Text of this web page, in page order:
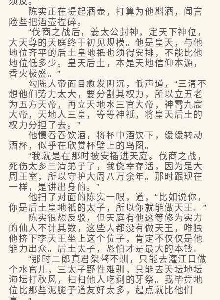
陈实正在提起酒壶，打算为他斟酒，闻言
险些把酒壶捏碎。
“伐商之战后，姜太公封神，定天下神位，
大天尊的天庭终于初见规模。他是皇天，与他
地位齐平的后土皇地祇也须得安排，不能比他
地位低多少。皇天后土，本是天地信仰本源，
香火极盛。”
勾陈大帝面目愈发阴沉，低声道，“三清不
想他们势力太大，要分割其权力，所以立五老
为五方天帝，再立天地水三官大帝，神霄九宸
大帝，天地人三皇，等等神祇，将皇天后土的
权力分担了去。”
他慢吞吞饮酒，将杯中酒饮下，缓缓转动
酒杯，似乎在欣赏杯壁上的鸟图。
“我就是在那时被安插进天庭。伐商之战，
死伤太多三清弟子了，我侥幸存活，因为是大
周王室，所以守护大周八万余年。那时跟现在
一样，是讲出身的。”
他扫了对面的陈实一眼，道，“比如说你，
你是后土皇地祇的太子，所以你就能做天王。”
陈实很想反驳，但天庭有他这等修为实力
的仙人不计其数，这些人都没有做天王，唯独
他挤下李天王坐上这个位子，肯定不仅仅是他
能力出众。后土太子，恐怕才是最大的本钱。
“那时二郎真君桀骜不驯，只能去灌江口做
个水官儿，三太子野性难驯，只能去天坛地坛
海坛打秋风，扫扫他人吃剩的牙祭。我毕竟地
位比那些泥腿子道友好太多，起点就比他们